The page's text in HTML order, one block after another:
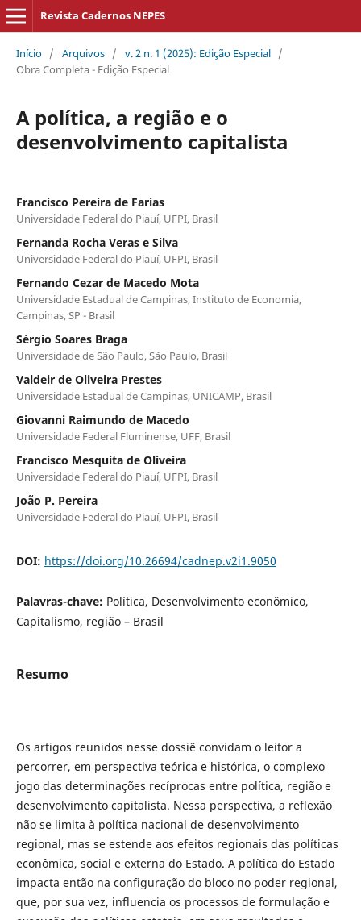
Revista Cadernos NEPES
Início / Arquivos / v. 2 n. 1 (2025): Edição Especial /
Obra Completa - Edição Especial
A política, a região e o
desenvolvimento capitalista
Francisco Pereira de Farias
Universidade Federal do Piauí, UFPI, Brasil
Fernanda Rocha Veras e Silva
Universidade Federal do Piauí, UFPI, Brasil
Fernando Cezar de Macedo Mota
Universidade Estadual de Campinas, Instituto de Economia,
Campinas, SP - Brasil
Sérgio Soares Braga
Universidade de São Paulo, São Paulo, Brasil
Valdeir de Oliveira Prestes
Universidade Estadual de Campinas, UNICAMP, Brasil
Giovanni Raimundo de Macedo
Universidade Federal Fluminense, UFF, Brasil
Francisco Mesquita de Oliveira
Universidade Federal do Piauí, UFPI, Brasil
João P. Pereira
Universidade Federal do Piauí, UFPI, Brasil
DOI: https://doi.org/10.26694/cadnep.v2i1.9050
Palavras-chave: Política, Desenvolvimento econômico,
Capitalismo, região – Brasil
Resumo
Os artigos reunidos nesse dossiê convidam o leitor a
percorrer, em perspectiva teórica e histórica, o complexo
jogo das determinações recíprocas entre política, região e
desenvolvimento capitalista. Nessa perspectiva, a reflexão
não se limita à política nacional de desenvolvimento
regional, mas se estende aos efeitos regionais das políticas
econômica, social e externa do Estado. A política do Estado
impacta então na configuração do bloco no poder regional,
que, por sua vez, influencia os processos de formulação e